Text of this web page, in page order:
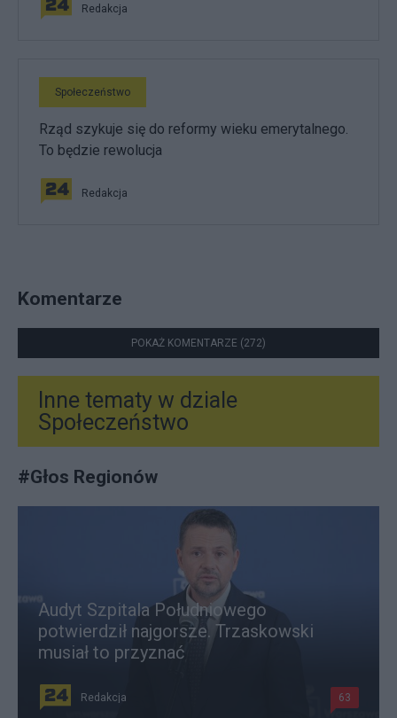
Redakcja
Społeczeństwo
Rząd szykuje się do reformy wieku emerytalnego.
To będzie rewolucja
Redakcja
Komentarze
POKAŻ KOMENTARZE (272)
Inne tematy w dziale
Społeczeństwo
#Głos Regionów
Audyt Szpitala Południowego
potwierdził najgorsze. Trzaskowski
musiał to przyznać
Redakcja 63